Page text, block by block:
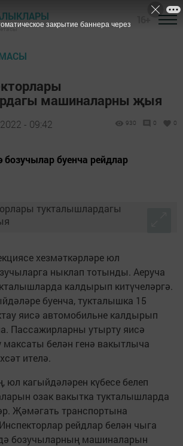
машиналарны җыя
- 09:42 930 0 0
буенча рейдлар
хезмәткәрләре юл
ныклап тотынды. Аеруча
калдырып китүчеләргә.
буенча, тукталышка 15
яисә автомобильне калдырып
Пассажирларны утырту яисә
белән генә вакытлыча
ителә.
юл кагыйдәләрен күбесе белеп
озак вакытка тукталышларда
Җәмәгать транспортына
рейдлар белән чыга
бозучыларның машиналарын
закрытие баннера через